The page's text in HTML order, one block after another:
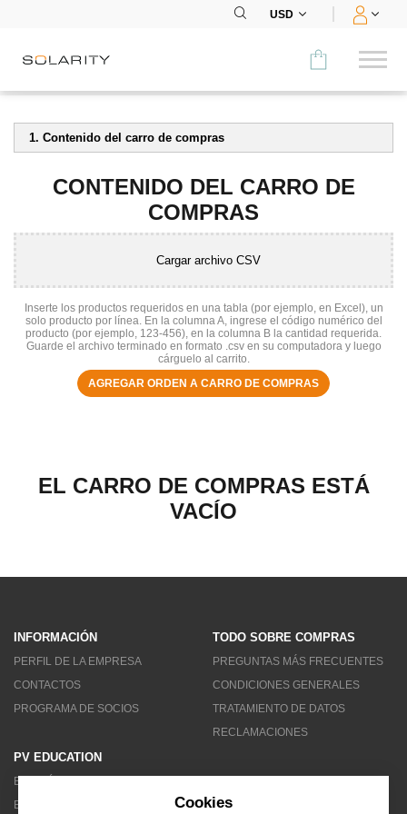
USD
Comparar
Paneles
Accesorios
CONTACTOS
1. Contenido del carro de compras
CONTENIDO DEL CARRO DE
COMPRAS
Cargar archivo CSV
Inserte los productos requeridos en una tabla (por ejemplo, en Excel), un
solo producto por línea. En la columna A, ingrese el código numérico del
producto (por ejemplo, 123-456), en la columna B la cantidad requerida.
Guarde el archivo terminado en formato .csv en su computadora y luego
cárguelo al carrito.
AGREGAR ORDEN A CARRO DE COMPRAS
EL CARRO DE COMPRAS ESTÁ
VACÍO
INFORMACIÓN
PERFIL DE LA EMPRESA
CONTACTOS
PROGRAMA DE SOCIOS
TODO SOBRE COMPRAS
PREGUNTAS MÁS FRECUENTES
CONDICIONES GENERALES
TRATAMIENTO DE DATOS
RECLAMACIONES
PV EDUCATION
BOLETÍN DE NOTICIAS
BLOG
Cookies